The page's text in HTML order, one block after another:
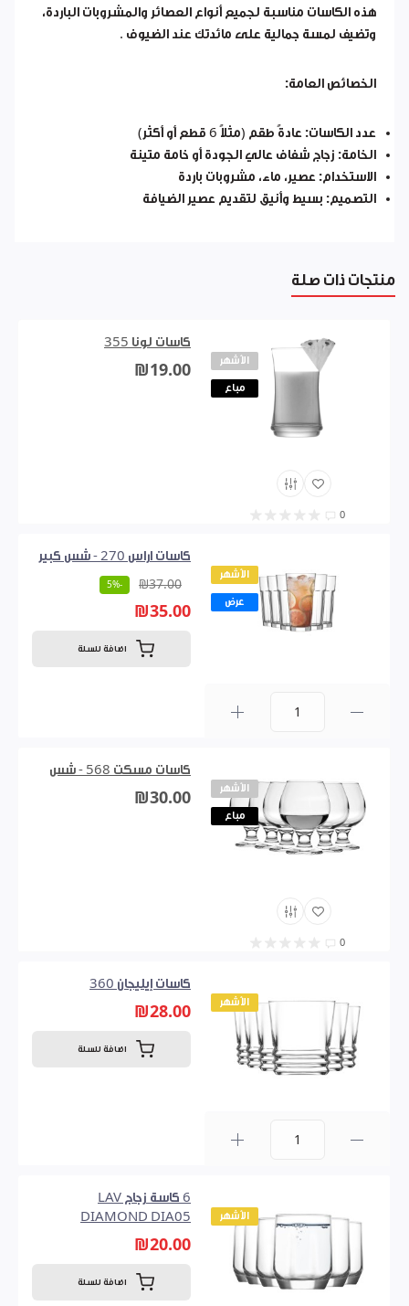
هذه الكاسات مناسبة لجميع أنواع العصائر والمشروبات الباردة،
وتضيف لمسة جمالية على مائدتك عند الضيوف .
الخصائص العامة:
عدد الكاسات: عادةً طقم (مثلاً 6 قطع أو أكثر)
الخامة: زجاج شفاف عالي الجودة أو خامة متينة
الاستخدام: عصير، ماء، مشروبات باردة
التصميم: بسيط وأنيق لتقديم عصير الضيافة
منتجات ذات صلة
الأشهر
مباع
0
كاسات لونا 355
₪19.00
الأشهر
عرض
كاسات اراس 270 - شس كبير
₪37.00
-5%
₪35.00
اضافة للسلة
الأشهر
مباع
0
كاسات مسكت 568 - شس
₪30.00
الأشهر
كاسات إيليجان 360
₪28.00
اضافة للسلة
الأشهر
6 كاسة زجاج LAV
DIAMOND DIA05
₪20.00
اضافة للسلة